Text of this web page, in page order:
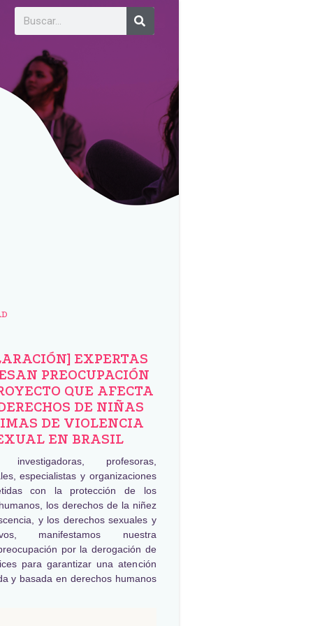
EXPERTAS
PREOCUPACIÓN
QUE AFECTA
DE NIÑAS
DE VIOLENCIA
EN BRASIL
investigadoras, profesoras,
especialistas y organizaciones
con la protección de los
los derechos de la niñez
y los derechos sexuales y
manifestamos nuestra
por la derogación de
para garantizar una atención
y basada en derechos humanos